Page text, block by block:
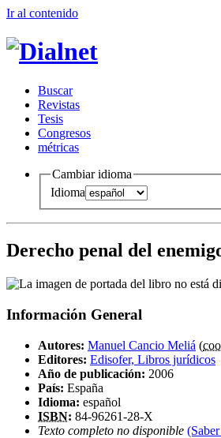
Ir al contenido
Buscar
Revistas
Tesis
Congresos
métricas
Cambiar idioma
Idioma
Derecho penal del
Información General
Autores: Manuel Cancio Meliá (
Editores: Edisofer, Libros jurídicos
Año de publicación: 2006
País: España
Idioma: español
ISBN: 84-96261-28-X
Texto completo no disponible